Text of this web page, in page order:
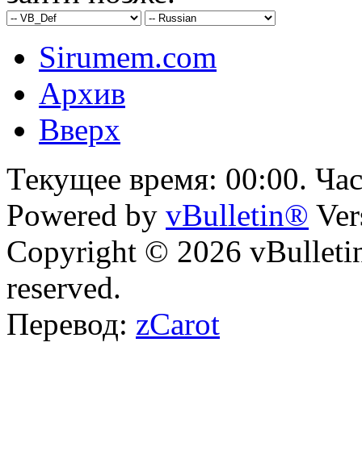
Sirumem.com
Архив
Вверх
Текущее время: 00:00.
Powered by vBulletin®
Copyright © 2026
reserved.
Перевод: zCarot